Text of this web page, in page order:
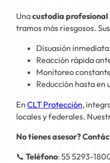
Unacustodia
tramos más riesgosos.
Disuasión
Reacción rápida
Monitoreo
Reducción hasta en
En CLT Protección,
locales y federales.
No tienes asesor?
📞 Teléfono: 55 5293-